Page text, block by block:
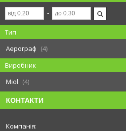
Тип
Аерограф
4
Виробник
Miol
4
КОНТАКТИ